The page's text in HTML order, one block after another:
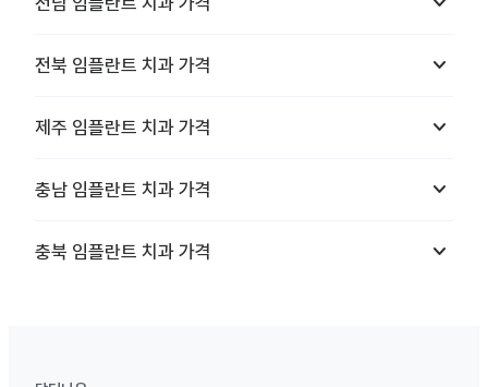
전북 임플란트 치과 가격 keyboard_arrow_down
제주 임플란트 치과 가격 keyboard_arrow_down
충남 임플란트 치과 가격 keyboard_arrow_down
충북 임플란트 치과 가격 keyboard_arrow_down